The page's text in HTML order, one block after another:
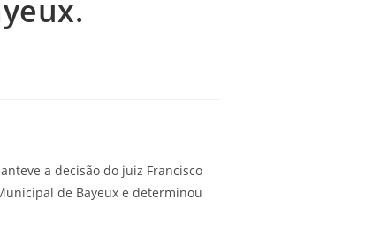
a decisão do juiz Francisco
de Bayeux e determinou